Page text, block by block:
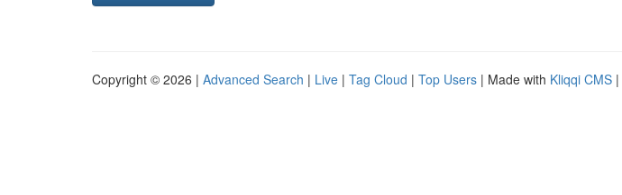
Copyright © 2026 | Advanced Search | Live | Tag Cloud | Top Users | Made with Kliqqi CMS |